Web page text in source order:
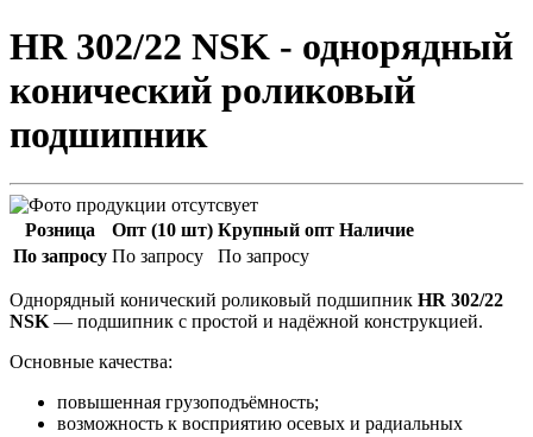
HR 302/22 NSK - однорядный
конический роликовый
подшипник
Розница Опт (10 шт) Крупный опт Наличие
По запросу По запросу По запросу
Однорядный конический роликовый подшипник HR 302/22
NSK — подшипник с простой и надёжной конструкцией.
Основные качества:
повышенная грузоподъёмность;
возможность к восприятию осевых и радиальных